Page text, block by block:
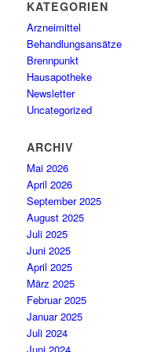
KATEGORIEN
Arzneimittel
Behandlungsansätze
Brennpunkt
Hausapotheke
Newsletter
Uncategorized
ARCHIV
Mai 2026
April 2026
September 2025
August 2025
Juli 2025
Juni 2025
April 2025
März 2025
Februar 2025
Januar 2025
Juli 2024